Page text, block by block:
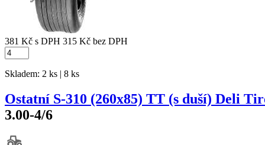
381 Kč s DPH 315 Kč bez DPH
Skladem: 2 ks | 8 ks
Ostatní S-310 (260x85) TT (s duší) Deli
3.00-4/6